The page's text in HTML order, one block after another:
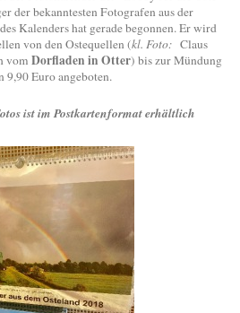
der bekanntesten Fotografen aus der
Kalenders hat gerade begonnen. Er wird
von den Ostequellen (kl. Foto: Claus
vom Dorfladen in Otter) bis zur Mündung
9,90 Euro angeboten.
ist im Postkartenformat erhältlich